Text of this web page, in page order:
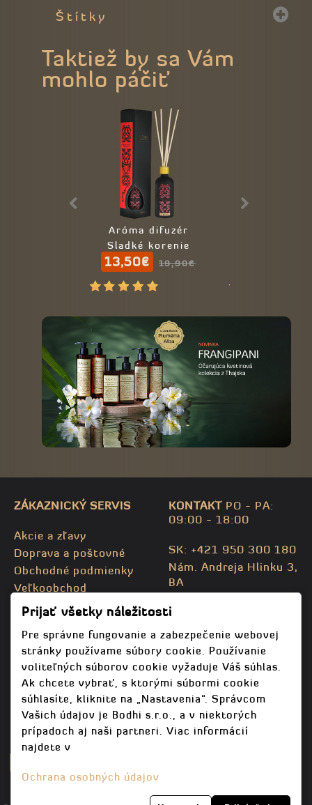
Štítky
Taktiež by sa Vám
mohlo páčiť
Aróma difuzér
Sladké korenie
13,50€ 19,90€
ZÁKAZNICKÝ SERVIS
Akcie a zľavy
Doprava a poštovné
Obchodné podmienky
Veľkoobchod
Kontaktujte nás
Mapa stránky
KONTAKTPO - PA:
09:00 - 18:00
SK: +421 950 300 180
Nám. Andreja Hlinku 3,
BA
info@bodhispa.sk
info@bodhi.cz
Prijať všetky náležitosti
Pre správne fungovanie a zabezpečenie webovej
stránky používame súbory cookie. Používanie
voliteľných súborov cookie vyžaduje Váš súhlas.
Ak chcete vybrať, s ktorými súbormi cookie
súhlasíte, kliknite na „Nastavenia“. Správcom
Vašich údajov je Bodhi s.r.o., a v niektorých
prípadoch aj naši partneri. Viac informácií
najdete v
Ochrana osobných údajov